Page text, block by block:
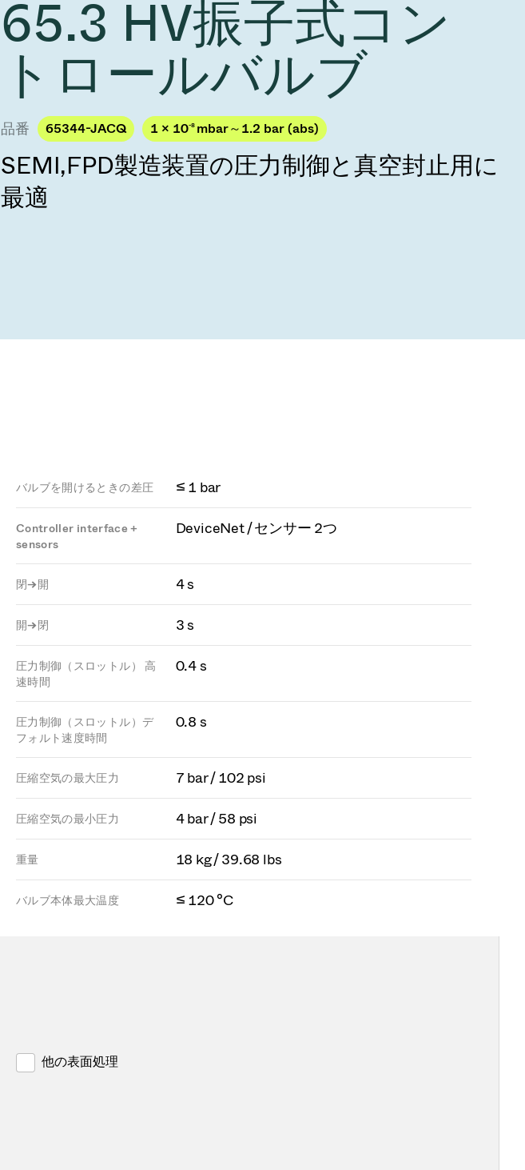
year 2026 Results
Ad hoc announcement pursuant to Art. 53
Acquisition of Atonarp
Ad hoc announcement pursuant to Art. 53
LR
65.3 HV振子式コン
トロールバルブ
品番 65344-JACQ 1 × 10-8 mbar～1.2 bar (abs)
SEMI,FPD製造装置の圧力制御と真空封止用に
最適
バルブを開けるときの差圧 ≤ 1 bar
Controller interface +
sensors
DeviceNet / センサー 2つ
閉→開 4 s
開→閉 3 s
圧力制御（スロットル） 高
速時間
0.4 s
圧力制御（スロットル）デ
フォルト速度時間
0.8 s
圧縮空気の最大圧力 7 bar / 102 psi
圧縮空気の最小圧力 4 bar / 58 psi
重量 18 kg / 39.68 lbs
バルブ本体最大温度 ≤ 120 °C
他の表面処理